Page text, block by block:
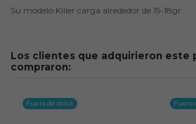
Su modelo Killer carga alrededor de 15-18gr.
Los clientes que adquirieron este
compraron:
Fuera de stock Fuera